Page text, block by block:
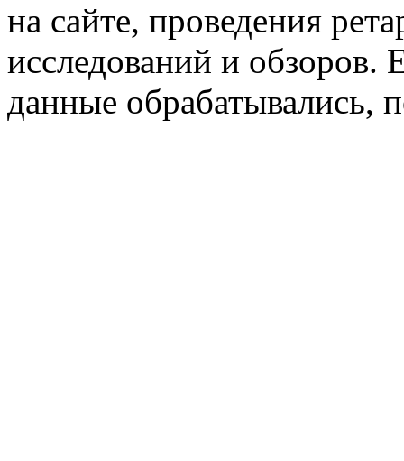
на сайте, проведения
исследований и обзоров.
данные обрабатывались,